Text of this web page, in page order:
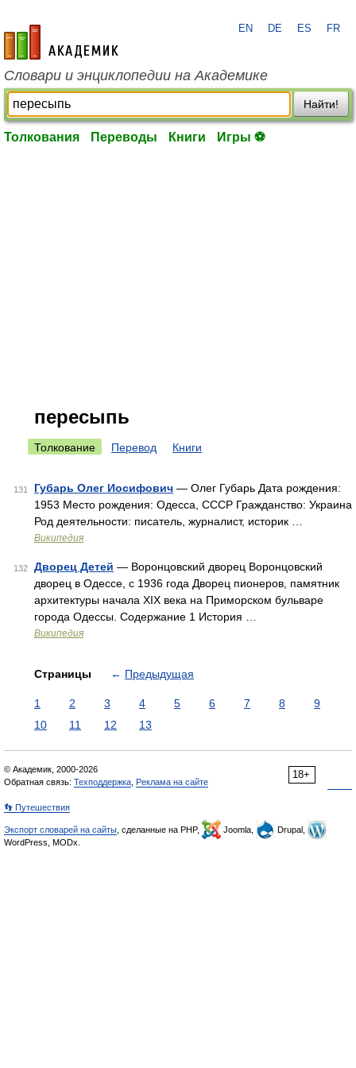
academic.ru
EN DE ES FR
Словари и энциклопедии на Академике
Найти!
Толкования Переводы Книги Игры ⚽
пересыпь
Толкование Перевод Книги
131 Губарь Олег Иосифович — Олег Губарь Дата рождения:
1953 Место рождения: Одесса, СССР Гражданство: Украина
Род деятельности: писатель, журналист, историк …
Википедия
132 Дворец Детей — Воронцовский дворец Воронцовский
дворец в Одессе, с 1936 года Дворец пионеров, памятник
архитектуры начала XIX века на Приморском бульваре
города Одессы. Содержание 1 История …
Википедия
Страницы ← Предыдущая
1 2 3 4 5 6 7 8
9
10
11 12 13
18+
© Академик, 2000-2026
Обратная связь: Техподдержка Реклама на сайте
👣 Путешествия
Экспорт словарей на сайты , сделанные на PHP, Joomla,
Drupal,
WordPress, MODx.